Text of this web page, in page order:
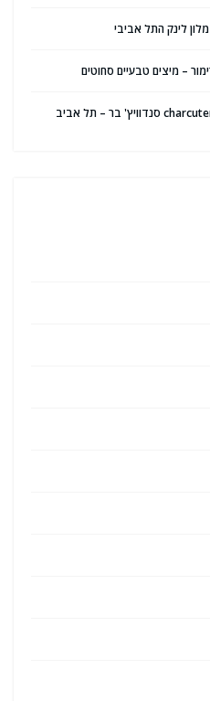
– מיצים טבעיים סחוטים